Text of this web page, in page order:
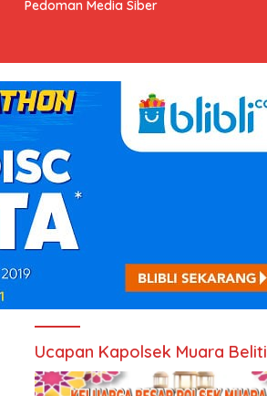
Pedoman Media Siber
Ucapan Kapolsek Muara Beliti